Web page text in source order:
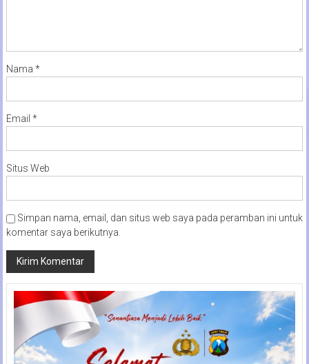
Nama *
Email *
Situs Web
Simpan nama, email, dan situs web saya pada peramban ini untuk
komentar saya berikutnya.